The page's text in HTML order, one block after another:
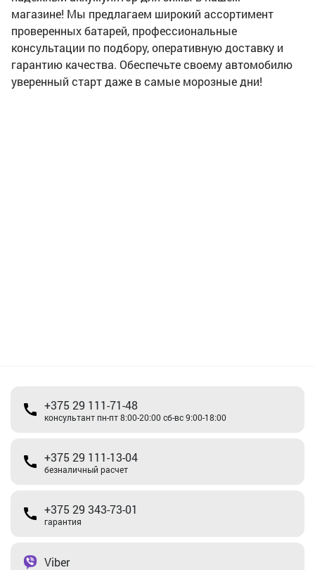
магазине! Мы предлагаем широкий ассортимент
проверенных батарей, профессиональные
консультации по подбору, оперативную доставку и
гарантию качества. Обеспечьте своему автомобилю
уверенный старт даже в самые морозные дни!
+375 29 111-71-48
консультант пн-пт 8:00-20:00 сб-вс 9:00-18:00
+375 29 111-13-04
безналичный расчет
+375 29 343-73-01
гарантия
Viber